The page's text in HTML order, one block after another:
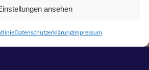
ansehen
DatenschutzerklärungImpressum